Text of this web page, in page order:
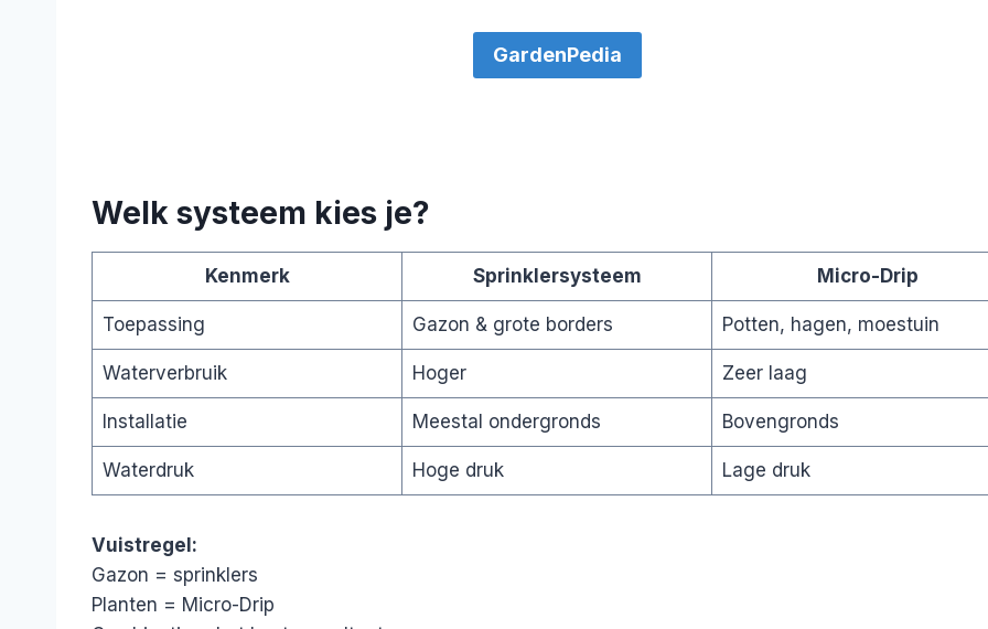
GardenPedia
Welk systeem kies je?
Kenmerk Sprinklersysteem Micro-Drip
Toepassing Gazon & grote borders Potten, hagen, moestuin
Waterverbruik Hoger Zeer laag
Installatie Meestal ondergronds Bovengronds
Waterdruk Hoge druk Lage druk
Vuistregel:
Gazon = sprinklers
Planten = Micro-Drip